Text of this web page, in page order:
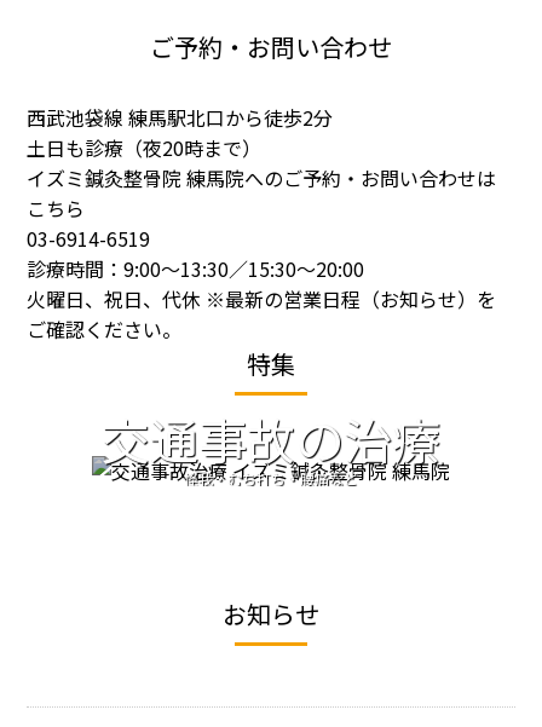
ご予約・お問い合わせ
西武池袋線 練馬駅北口から徒歩2分
土日も診療（夜20時まで）
イズミ鍼灸整骨院 練馬院へのご予約・お問い合わせは
こちら
03-6914-6519
診療時間：9:00～13:30／15:30～20:00
火曜日、祝日、代休 ※最新の営業日程（お知らせ）を
ご確認ください。
特集
交通事故の治療
怪我・むち打ち・腰痛など
お知らせ